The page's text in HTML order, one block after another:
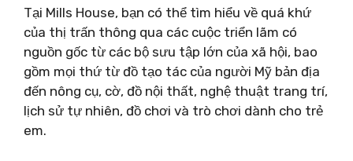
Tại Mills House, bạn có thể tìm hiểu về quá khứ
của thị trấn thông qua các cuộc triển lãm có
nguồn gốc từ các bộ sưu tập lớn của xã hội, bao
gồm mọi thứ từ đồ tạo tác của người Mỹ bản địa
đến nông cụ, cờ, đồ nội thất, nghệ thuật trang trí,
lịch sử tự nhiên, đồ chơi và trò chơi dành cho trẻ
em.